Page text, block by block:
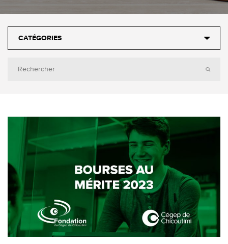
CATÉGORIES